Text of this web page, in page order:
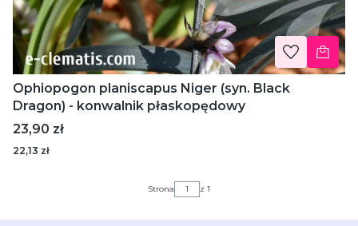
Ophiopogon planiscapus Niger (syn. Black
Dragon) - konwalnik płaskopędowy
Cena
23,90 zł
22,13 zł
Strona z 1